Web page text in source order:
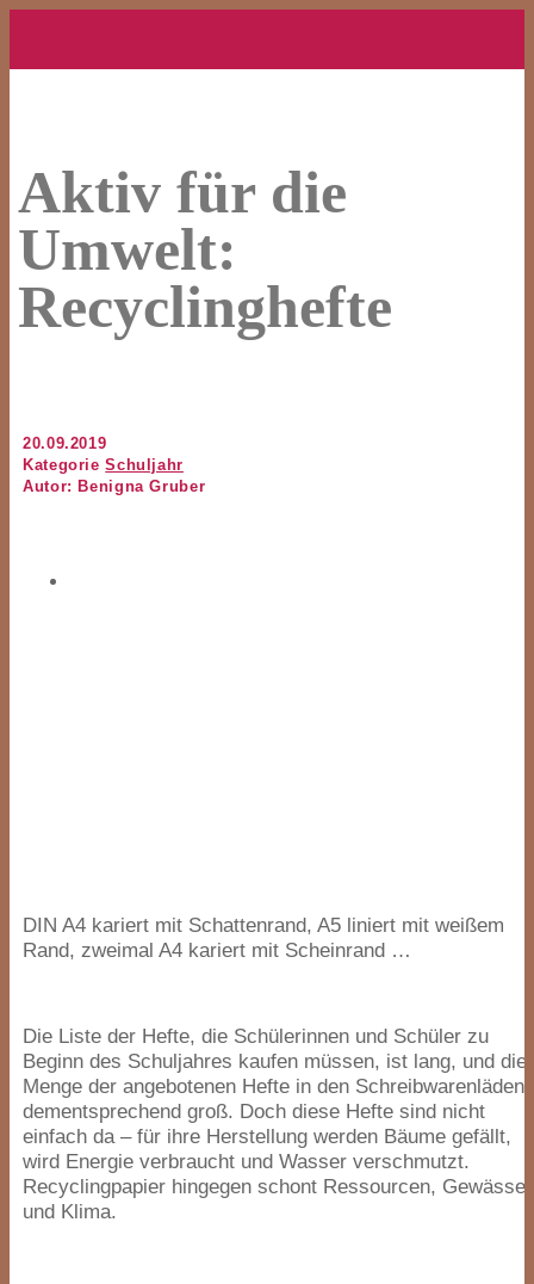
Aktiv für die
Umwelt:
Recyclinghefte
20.09.2019
KategorieSchuljahr
Autor: Benigna Gruber
DIN A4 kariert mit Schattenrand,A5 liniert mit weißem
Rand, zweimalA4 kariert mit Scheinrand …
Die Liste der Hefte, die Schülerinnen und Schüler zu
Beginn des Schuljahres kaufen müssen, ist lang, und die
Menge der angebotenen Hefte in den Schreibwarenläden
dementsprechend groß. Doch diese Hefte sind nicht
einfach da – für ihre Herstellung werden Bäume gefällt,
wird Energie verbraucht und Wasser verschmutzt.
Recyclingpapier hingegen schont Ressourcen, Gewässer
und Klima.